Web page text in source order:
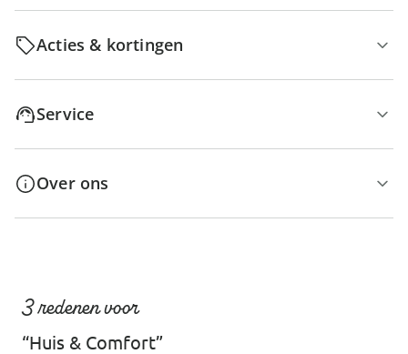
Acties & kortingen
Service
Over ons
3 redenen voor
“Huis & Comfort”